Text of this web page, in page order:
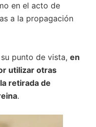
en el acto de
a la propagación
punto de vista, en
utilizar otras
retirada de
.